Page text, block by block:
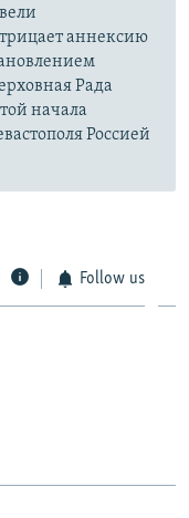
аннексию
Рада
начала
Россией
Follow us